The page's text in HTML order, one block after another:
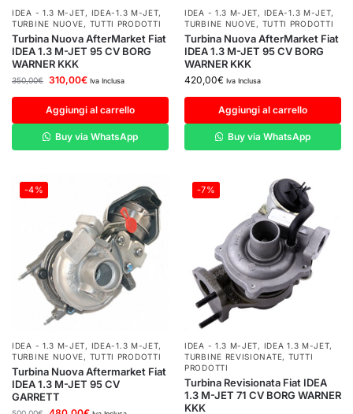
IDEA - 1.3 M-JET, IDEA-1.3 M-JET,
TURBINE NUOVE, TUTTI PRODOTTI
Turbina Nuova AfterMarket Fiat
IDEA 1.3 M-JET 95 CV BORG
WARNER KKK
350,00€ 310,00€ Iva Inclusa
Aggiungi al carrello
Buy via WhatsApp
IDEA - 1.3 M-JET, IDEA-1.3 M-JET,
TURBINE NUOVE, TUTTI PRODOTTI
Turbina Nuova AfterMarket Fiat
IDEA 1.3 M-JET 95 CV BORG
WARNER KKK
420,00€ Iva Inclusa
Aggiungi al carrello
Buy via WhatsApp
-4%
IDEA - 1.3 M-JET, IDEA-1.3 M-JET,
TURBINE NUOVE, TUTTI PRODOTTI
Turbina Nuova Aftermarket Fiat
IDEA 1.3 M-JET 95 CV
GARRETT
-7%
IDEA - 1.3 M-JET, IDEA 1.3 M-JET,
TURBINE REVISIONATE, TUTTI
PRODOTTI
Turbina Revisionata Fiat IDEA
1.3 M-JET 71 CV BORG WARNER
KKK